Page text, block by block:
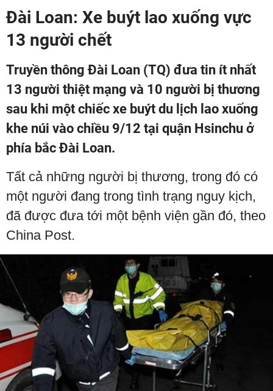
Đài Loan: Xe buýt lao xuống vực
13 người chết
Truyền thông Đài Loan (TQ) đưa tin ít nhất
13 người thiệt mạng và 10 người bị thương
sau khi một chiếc xe buýt du lịch lao xuống
khe núi vào chiều 9/12 tại quận Hsinchu ở
phía bắc Đài Loan.
Tất cả những người bị thương, trong đó có
một người đang trong tình trạng nguy kịch,
đã được đưa tới một bệnh viện gần đó, theo
China Post.